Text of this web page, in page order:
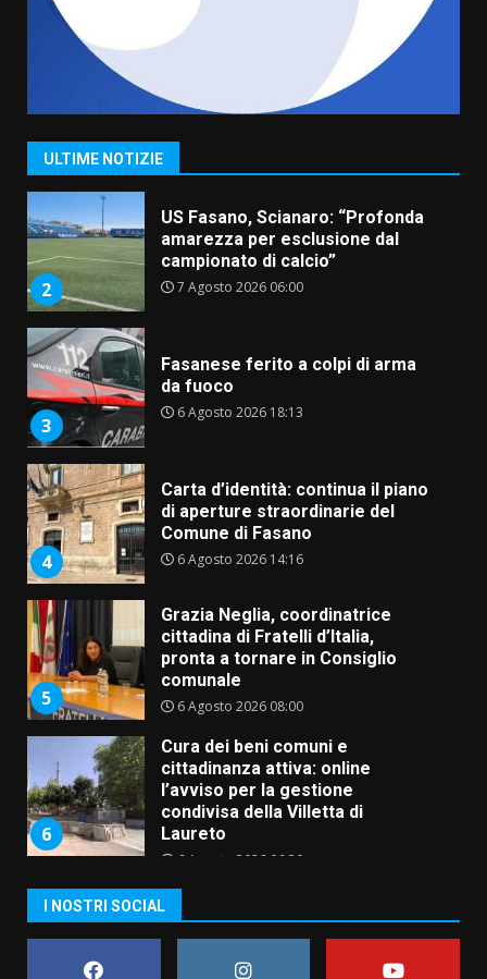
ULTIME NOTIZIE
6 Agosto 2026 06:15
1
“I Contestatori: Musica di
Rivoluzione”: nuovo
appuntamento con “Fasano in
2
US Fasano, Scianaro: “Profonda
amarezza per esclusione dal
campionato di calcio”
7 Agosto 2026 06:00
3
Fasanese ferito a colpi di arma
da fuoco
6 Agosto 2026 18:13
4
Carta d’identità: continua il piano
di aperture straordinarie del
Comune di Fasano
6 Agosto 2026 14:16
5
Grazia Neglia, coordinatrice
cittadina di Fratelli d’Italia,
pronta a tornare in Consiglio
comunale
6 Agosto 2026 08:00
6
Cura dei beni comuni e
cittadinanza attiva: online
l’avviso per la gestione
condivisa della Villetta di
Laureto
6 Agosto 2026 06:20
assoluta de “L’Albergo
Belvedere. Il rapimento”
6 Agosto 2026 06:15
I NOSTRI SOCIAL